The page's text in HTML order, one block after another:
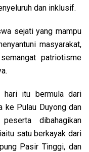
dan inklusif.
sejati yang mampu
masyarakat,
patriotisme
hari itu bermula dari
ke Pulau Duyong dan
dibahagikan
satu berkayak dari
Pasir Tinggi, dan